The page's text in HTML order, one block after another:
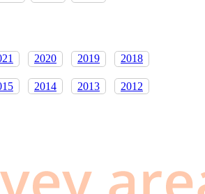
2020 2019 2018
2014 2013 2012